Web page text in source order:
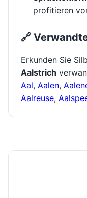
profitieren
🔗
Erkunden Sie
Aalstrich
Aal, Aalen,
Aalreuse,